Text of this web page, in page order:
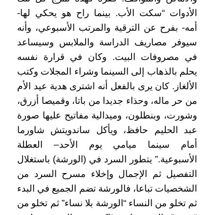
الأدوات “سكت الأب. بينما راح هو يحكي لها-
أمه- بفرح عن الترقية والمرتب الأسبوعي، وأنه
سيوفر مصاريف الدراسة والملابس وسيساعد
في مصروفات البيت. وكان في قرارة نفسه
يحلم بالذهاب إلى السينما وشراء المجلات وكتب
الألغاز. كان يرى بالفعل أنه اشترى هدية عيد الأم
من حر ماله، وحذاء جديدا من باتا، وقميصا أزرق،
وشورت، وبنطلون، وميدالية مفاتيح عليها صورة
عبد الحليم حافظ، ويأكل ساندويتش شاورما
أمام سينما ميامي يوم الأحد– العطلة
الأسبوعية.” يتطور السرد في (الورشة) باستغلال
التفصيل ثم الإجمال وإخلاء مسرح السرد من
الشخصيات تباعا، فالورشة تضم الجميع في البدء
ثم تخلو من النساء “الورشة بلا نساء” ثم تخلو من